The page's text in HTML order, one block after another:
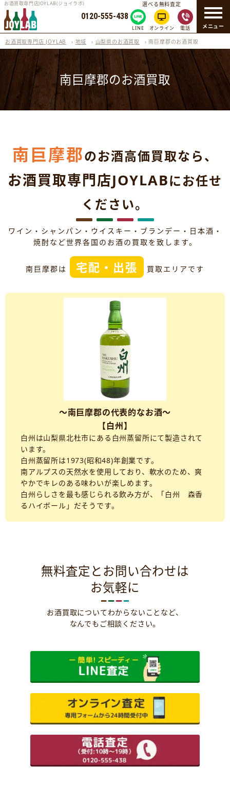
メニュー
お酒買取専門店JOYLAB(ジョイラボ)
0120-555-438
選べる無料査定
LINE オンライン 電話
お酒買取専門店 JOYLAB › 地域 › 山梨県のお酒買取 ›南巨摩郡のお酒買取
南巨摩郡のお酒買取
南巨摩郡のお酒高価買取なら、
お酒買取専門店JOYLABにお任せ
ください。
ワイン・シャンパン・ウイスキー・ブランデー・日本酒・
焼酎など世界各国のお酒の買取を致します。
南巨摩郡は 宅配・出張 買取エリアです
～南巨摩郡の代表的なお酒～
【白州】
白州は山梨県北杜市にある白州蒸留所にて製造されて
います。
白州蒸留所は1973(昭和48)年創業です。
南アルプスの天然水を使用しており、軟水のため、爽
やかでキレのある味わいが楽しめます。
白州らしさを最も感じられる飲み方が、「白州 森香
るハイボール」だそうです。
無料査定とお問い合わせは
お気軽に
お酒買取についてわからないことなど、
なんでもご相談ください。